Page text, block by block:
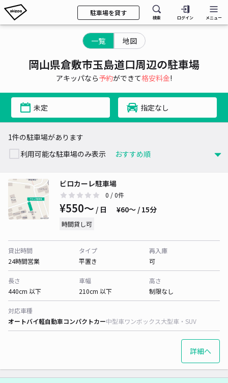
駐車場を貸す
検索 ログイン メニュー
一覧 地図
岡山県倉敷市玉島道口周辺の駐車場
アキッパなら予約ができて格安料金!
未定 指定なし
1件の駐車場があります
利用可能な駐車場のみ表示
ビロカーレ駐車場
0 / 0件
¥550〜 / 日 ¥60〜 / 15分
時間貸し可
貸出時間
24時間営業
タイプ
平置き
再入庫
可
長さ
440cm 以下
車幅
210cm 以下
高さ
制限なし
対応車種
オートバイ軽自動車コンパクトカー中型車ワンボックス大型車・SUV
詳細へ